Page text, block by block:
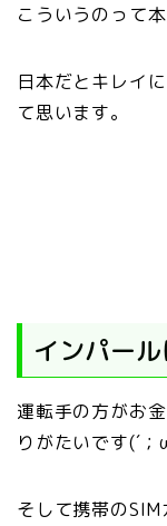
こういうのって
日本だとキレイ
て思います。
インパール
運転手の方がお
りがたいです(´
そして携帯の